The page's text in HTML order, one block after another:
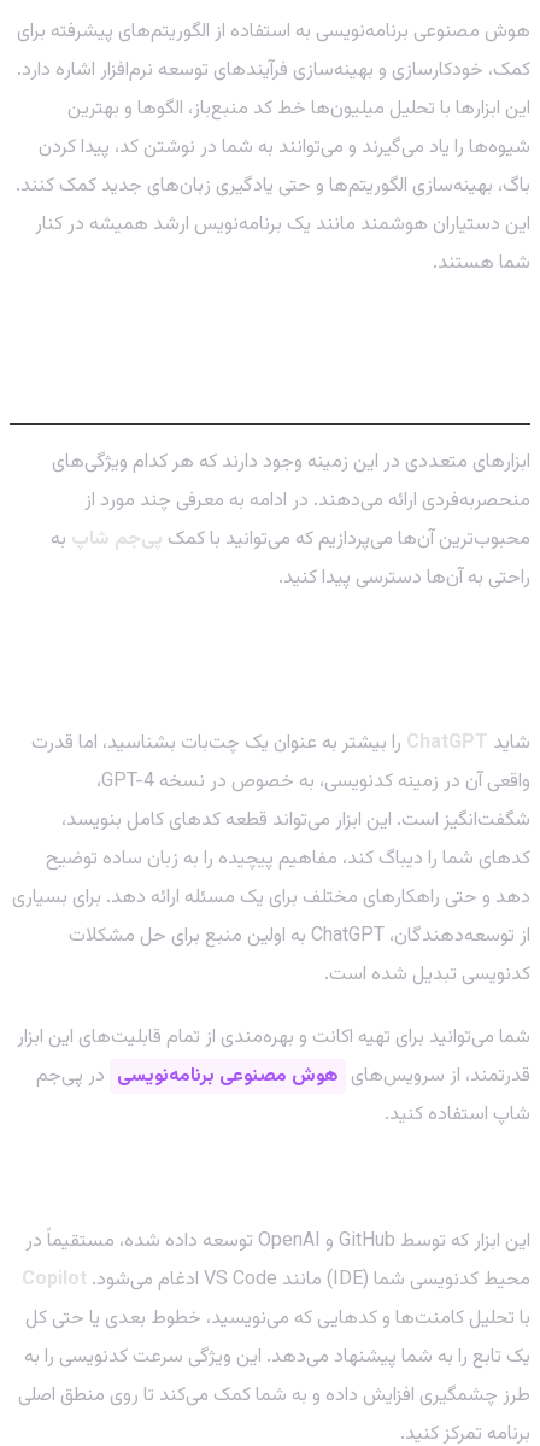
هوش مصنوعی برنامه‌نویسی به استفاده از الگوریتم‌های پیشرفته برای
کمک، خودکارسازی و بهینه‌سازی فرآیندهای توسعه نرم‌افزار اشاره دارد.
این ابزارها با تحلیل میلیون‌ها خط کد منبع‌باز، الگوها و بهترین
شیوه‌ها را یاد می‌گیرند و می‌توانند به شما در نوشتن کد، پیدا کردن
باگ، بهینه‌سازی الگوریتم‌ها و حتی یادگیری زبان‌های جدید کمک کنند.
این دستیاران هوشمند مانند یک برنامه‌نویس ارشد همیشه در کنار
شما هستند.
ابزارهای متعددی در این زمینه وجود دارند که هر کدام ویژگی‌های
منحصربه‌فردی ارائه می‌دهند. در ادامه به معرفی چند مورد از
محبوب‌ترین آن‌ها می‌پردازیم که می‌توانید با کمک پی‌جم شاپ به
راحتی به آن‌ها دسترسی پیدا کنید.
شاید ChatGPT را بیشتر به عنوان یک چت‌بات بشناسید، اما قدرت
واقعی آن در زمینه کدنویسی، به خصوص در نسخه GPT-4،
شگفت‌انگیز است. این ابزار می‌تواند قطعه کدهای کامل بنویسد،
کدهای شما را دیباگ کند، مفاهیم پیچیده را به زبان ساده توضیح
دهد و حتی راهکارهای مختلف برای یک مسئله ارائه دهد. برای بسیاری
از توسعه‌دهندگان، ChatGPT به اولین منبع برای حل مشکلات
کدنویسی تبدیل شده است.
شما می‌توانید برای تهیه اکانت و بهره‌مندی از تمام قابلیت‌های این ابزار
قدرتمند، از سرویس‌های هوش مصنوعی برنامه‌نویسی در پی‌جم
شاپ استفاده کنید.
این ابزار که توسط GitHub و OpenAI توسعه داده شده، مستقیماً در
محیط کدنویسی شما (IDE) مانند VS Code ادغام می‌شود.
Copilot
با تحلیل کامنت‌ها و کدهایی که می‌نویسید، خطوط بعدی یا حتی کل
یک تابع را به شما پیشنهاد می‌دهد. این ویژگی سرعت کدنویسی را به
طرز چشمگیری افزایش داده و به شما کمک می‌کند تا روی منطق اصلی
برنامه تمرکز کنید.